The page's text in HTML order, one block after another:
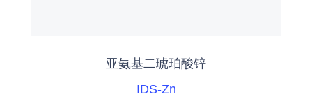
亚氨基二琥珀酸锌
IDS-Zn